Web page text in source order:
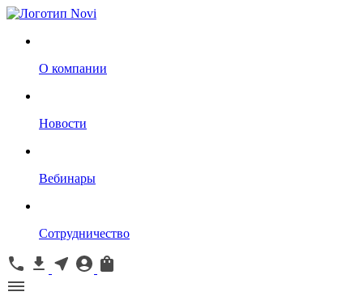
О компании
Новости
Вебинары
Сотрудничество